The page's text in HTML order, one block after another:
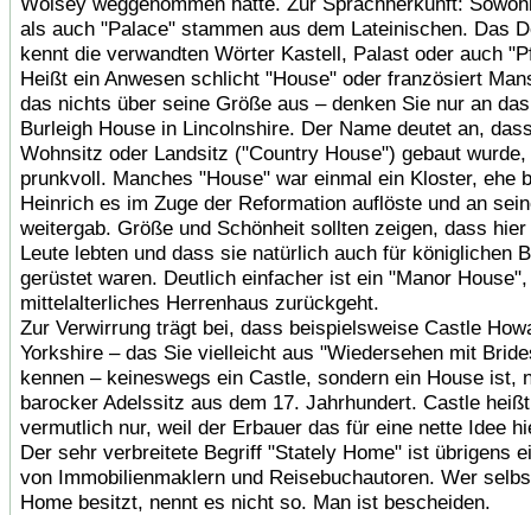
als auch "Palace" stammen aus dem Lateinischen. Das
kennt die verwandten Wörter Kastell, Palast oder auch
Heißt ein Anwesen schlicht "House" oder französiert
das nichts über seine Größe aus – denken Sie nur an
Burleigh House in Lincolnshire. Der Name deutet an,
Wohnsitz oder Landsitz ("Country House") gebaut
prunkvoll. Manches "House" war einmal ein Kloster, ehe
Heinrich es im Zuge der Reformation auflöste und an
weitergab. Größe und Schönheit sollten zeigen, dass hier
Leute lebten und dass sie natürlich auch für königlichen
gerüstet waren. Deutlich einfacher ist ein "Manor
mittelalterliches Herrenhaus zurückgeht.
Zur Verwirrung trägt bei, dass beispielsweise Castle
Yorkshire – das Sie vielleicht aus "Wiedersehen mit
kennen – keineswegs ein Castle, sondern ein House ist,
barocker Adelssitz aus dem 17. Jahrhundert. Castle
vermutlich nur, weil der Erbauer das für eine nette Idee
Der sehr verbreitete Begriff "Stately Home" ist übrigens
von Immobilienmaklern und Reisebuchautoren. Wer
Home besitzt, nennt es nicht so. Man ist bescheiden.